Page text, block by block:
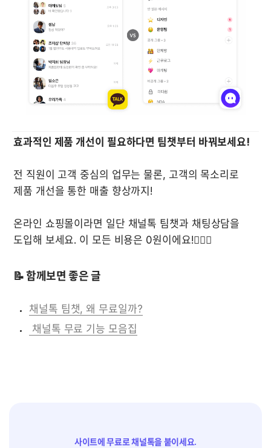
전 직원이 고객 중심의 업무는 물론, 고객의 목소리로
제품 개선을 통한 매출 향상까지!
온라인 쇼핑몰이라면 일단 채널톡 팀챗과 채팅상담을
도입해 보세요. 이 모든 비용은 0원이에요!🙆🏻‍♂️
📝 함께보면 좋은 글
채널톡 팀챗, 왜 무료일까?
채널톡 무료 기능 모음집
사이트에 무료로 채널톡을 붙이세요.